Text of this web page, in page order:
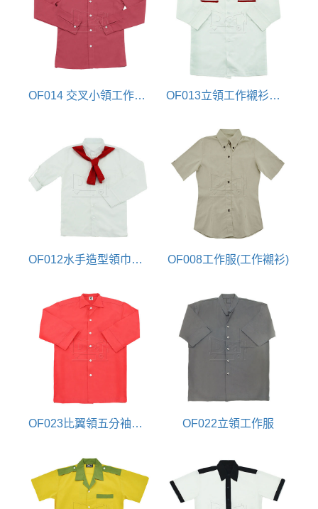
OF014 交叉小領工作服(工作襯衫) OF013立領工作襯衫工作服
OF012水手造型領巾工作服(反摺袖扣) OF008工作服(工作襯衫)
OF023比翼領五分袖工作服 OF022立領工作服